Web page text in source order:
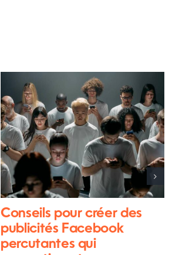
Conseils pour créer des
publicités Facebook
percutantes qui